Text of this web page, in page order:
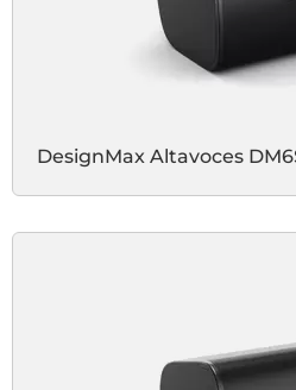
DesignMax Altavoces